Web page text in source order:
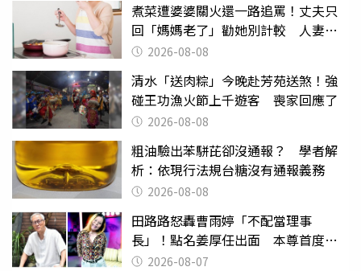
煮菜遭婆婆關火還一路追罵！丈夫只
回「媽媽老了」勸她別計較 人妻超
崩潰：我像台傭
2026-08-08
清水「送肉粽」今晚赴芳苑送煞！強
碰王功漁火節上千遊客 喪家回應了
2026-08-08
粗油驗出苯駢芘卻沒通報？ 學者解
析：依現行法規台糖沒有通報義務
2026-08-08
田路路怒轟曹雨婷「不配當理事
長」！點名姜厚任出面 本尊首度回
應了2026-08-07